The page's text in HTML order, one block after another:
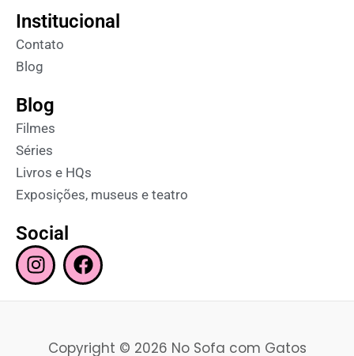
Institucional
Contato
Blog
Blog
Filmes
Séries
Livros e HQs
Exposições, museus e teatro
Social
I
n
s
F
a
c
Copyright © 2026 No Sofa com Gatos